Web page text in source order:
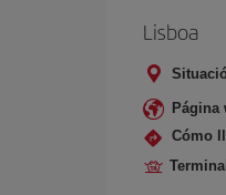
Lisboa
Página
Cómo